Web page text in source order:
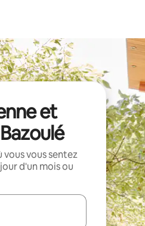
et
vous sentez
d'un mois ou
utilisez les flèches vers le haut et